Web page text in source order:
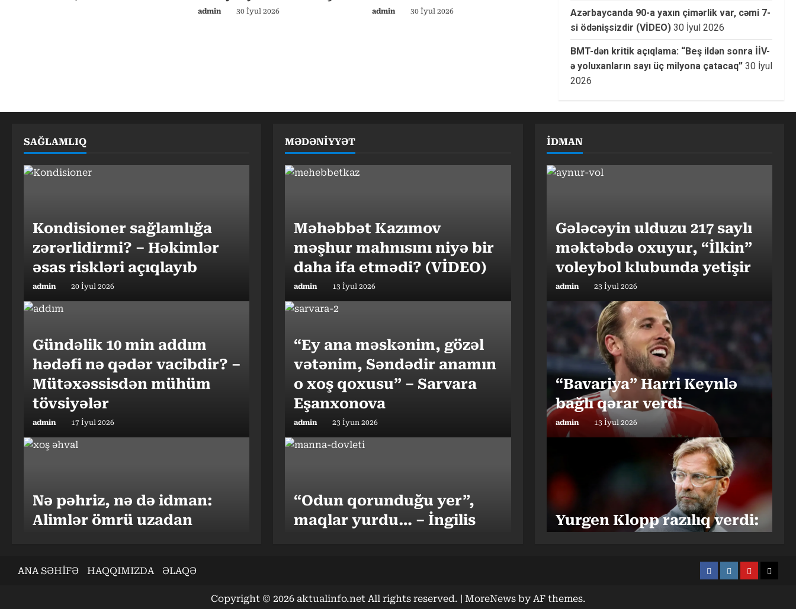
admin 30 İyul 2026 admin 30 İyul 2026
Azərbaycanda 90-a yaxın çimərlik var, cəmi 7-
si ödənişsizdir (VİDEO) 30 İyul 2026
BMT-dən kritik açıqlama: “Beş ildən sonra İİV-
ə yoluxanların sayı üç milyona çatacaq” 30 İyul
2026
SAĞLAMLIQ
Kondisioner sağlamlığa
zərərlidirmi? – Həkimlər
əsas riskləri açıqlayıb
admin 20 İyul 2026
Gündəlik 10 min addım
hədəfi nə qədər vacibdir? –
Mütəxəssisdən mühüm
tövsiyələr
admin 17 İyul 2026
Nə pəhriz, nə də idman:
Alimlər ömrü uzadan
MƏDƏNİYYƏT
Məhəbbət Kazımov
məşhur mahnısını niyə bir
daha ifa etmədi? (VİDEO)
admin 13 İyul 2026
“Ey ana məskənim, gözəl
vətənim, Səndədir anamın
o xoş qoxusu” – Sarvara
Eşanxonova
admin 23 İyun 2026
“Odun qorunduğu yer”,
maqlar yurdu… – İngilis
İDMAN
Gələcəyin ulduzu 217 saylı
məktəbdə oxuyur, “İlkin”
voleybol klubunda yetişir
admin 23 İyul 2026
“Bavariya” Harri Keynlə
bağlı qərar verdi
admin 13 İyul 2026
Yurgen Klopp razılıq verdi:
ANA SƏHİFƏ HAQQIMIZDA ƏLAQƏ FacebookInstagram
Youtube
X
Copyright © 2026 aktualinfo.net All rights reserved. | MoreNewsby AF themes.